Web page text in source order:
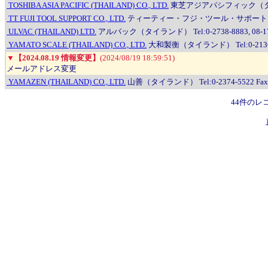
TOSHIBA ASIA PACIFIC (THAILAND) CO., LTD. 東芝アジアパシフィック（
TT FUJI TOOL SUPPORT CO., LTD. ティーティー・フジ・ツール・サポー
ULVAC (THAILAND) LTD. アルバック（タイランド） Tel:0-2738-8883, 08-
YAMATO SCALE (THAILAND) CO., LTD. 大和製衡（タイランド） Tel:0-
▼
【2024.08.19 情報変更】 (2024/08/19 18:59:51)
メールアドレス変更
YAMAZEN (THAILAND) CO., LTD. 山善（タイランド） Tel:0-2374-5522
44件のレ